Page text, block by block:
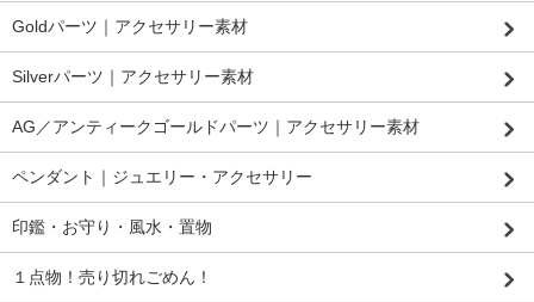
Goldパーツ｜アクセサリー素材
Silverパーツ｜アクセサリー素材
AG／アンティークゴールドパーツ｜アクセサリー素材
ペンダント｜ジュエリー・アクセサリー
印鑑・お守り・風水・置物
１点物！売り切れごめん！